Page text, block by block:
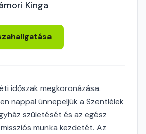
Kinga
időszak megkoronázása.
nappal ünnepeljük a Szentlélek
születését és az egész
munka kezdetét. Az